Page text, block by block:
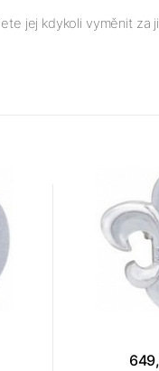
jej kdykoli vyměnit za